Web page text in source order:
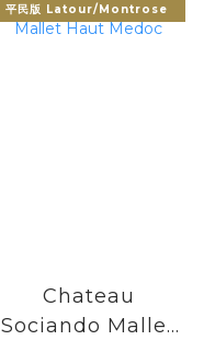
平民版 Latour/Montrose
Chateau
Sociando Mallet